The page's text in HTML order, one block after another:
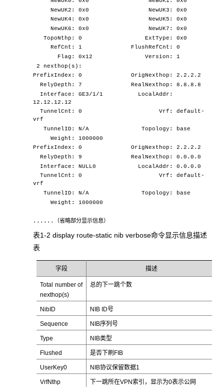
NewUK2: 0x0 NewUK3: 0x0
NewUK4: 0x0 NewUK5: 0x0
NewUK6: 0x0 NewUK7: 0x0
TopoNthp: 0 ExtType: 0x0
RefCnt: 1 FlushRefCnt: 0
Flag: 0x12 Version: 1
2 nexthop(s):
PrefixIndex: 0 OrigNexthop: 2.2.2.2
RelyDepth: 7 RealNexthop: 8.8.8.8
Interface: GE3/1/1 LocalAddr:
12.12.12.12
TunnelCnt: 0 Vrf: default-
vrf
TunnelID: N/A Topology: base
Weight: 1000000
PrefixIndex: 0 OrigNexthop: 2.2.2.2
RelyDepth: 9 RealNexthop: 0.0.0.0
Interface: NULL0 LocalAddr: 0.0.0.0
TunnelCnt: 0 Vrf: default-
vrf
TunnelID: N/A Topology: base
Weight: 1000000
......（省略部分显示信息）
表1-2 display route-static nib verbose命令显示信息描述
表
字段 描述
Total number of
nexthop(s)
总的下一跳个数
NibID NIB ID号
Sequence NIB序列号
Type NIB类型
Flushed 是否下刷FIB
UserKey0 NIB协议保留数据1
VrfNthp 下一跳所在VPN索引，显示为0表示公网